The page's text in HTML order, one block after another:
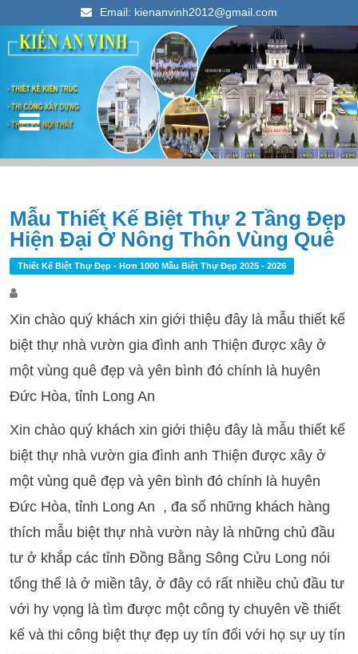
Email: kienanvinh2012@gmail.com
Kiến An Vinh
Thiết kế xây dựng nhà ống đẹp 2023
Mẫu Thiết Kế Biệt Thự 2 Tầng Đẹp
Hiện Đại Ở Nông Thôn Vùng Quê
Thiết Kế Biệt Thự Đẹp - Hơn 1000 Mẫu Biệt Thự Đẹp 2025 - 2026
Xin chào quý khách xin giới thiệu đây là mẫu thiết kế
biệt thự nhà vườn gia đình anh Thiện được xây ở
một vùng quê đẹp và yên bình đó chính là huyên
Đức Hòa, tỉnh Long An
Xin chào quý khách xin giới thiệu đây là mẫu thiết kế
biệt thự nhà vườn gia đình anh Thiện được xây ở
một vùng quê đẹp và yên bình đó chính là huyên
Đức Hòa, tỉnh Long An , đa số những khách hàng
thích mẫu biệt thự nhà vườn này là những chủ đầu
tư ở khắp các tỉnh Đồng Bằng Sông Cửu Long nói
tổng thể là ở miền tây, ở đây có rất nhiều chủ đầu tư
với hy vọng là tìm được một công ty chuyên về thiết
kế và thi công biệt thự đẹp uy tín đối với họ sự uy tín
Điều hướng bài viết